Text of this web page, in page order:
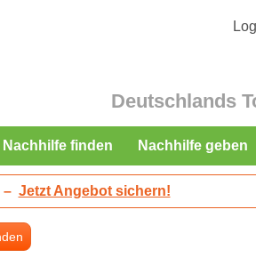
Deutschlands
Nachhilfe finden Nachhilfe geben
– Jetzt Angebot sichern!